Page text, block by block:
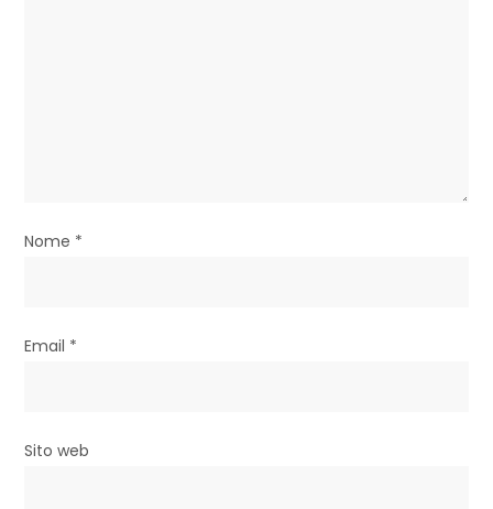
i
Nome *
Email *
Sito web